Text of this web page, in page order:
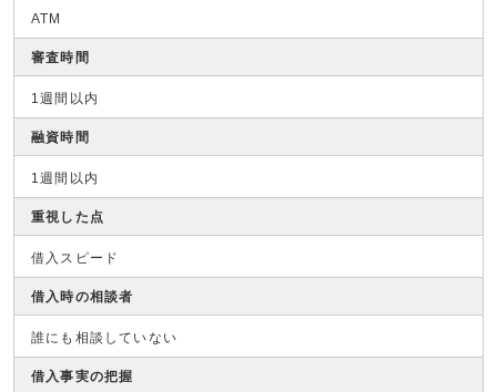
ATM
審査時間
1週間以内
融資時間
1週間以内
重視した点
借入スピード
借入時の相談者
誰にも相談していない
借入事実の把握